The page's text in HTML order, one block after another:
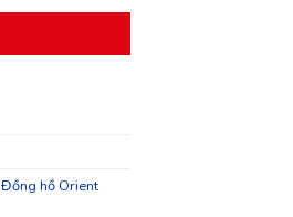
Đồng hồ Orient